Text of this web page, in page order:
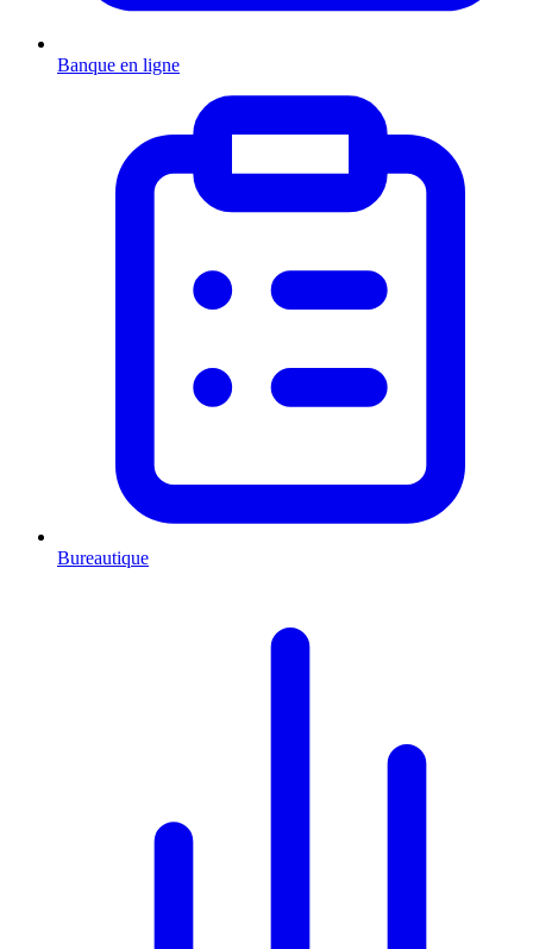
Banque en ligne
Bureautique